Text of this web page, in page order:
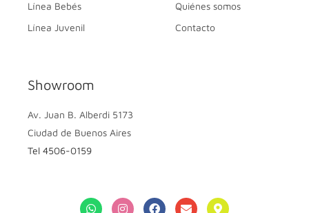
Línea Bebés
Línea Juvenil
Quiénes somos
Contacto
Showroom
Av. Juan B. Alberdi 5173
Ciudad de Buenos Aires
Tel 4506-0159